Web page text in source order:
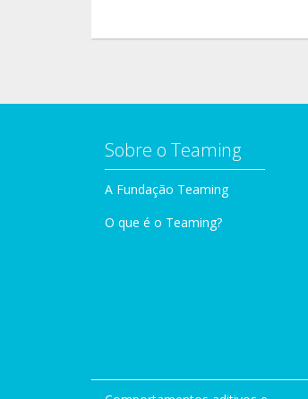
Sobre o Teaming
A Fundação Teaming
O que é o Teaming?